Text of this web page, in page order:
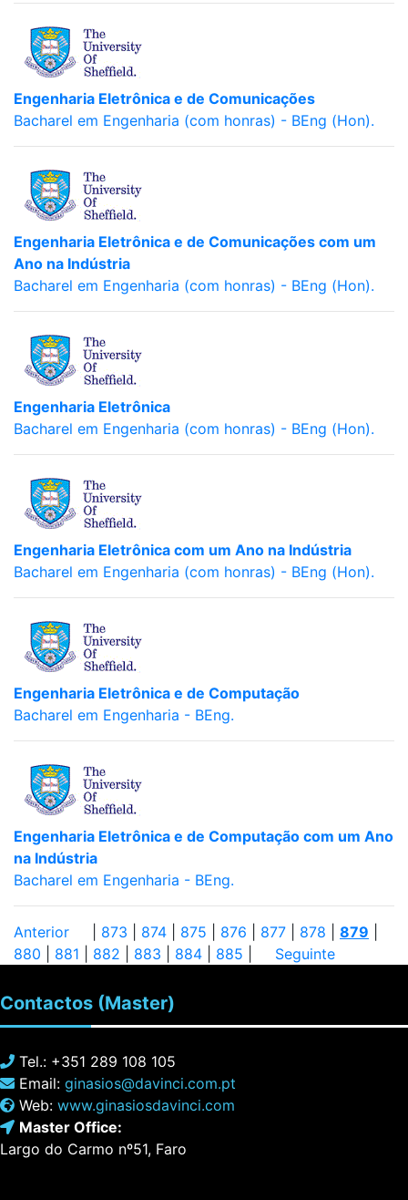
Engenharia Eletrônica e de Comunicações
Bacharel em Engenharia (com honras) - BEng (Hon).
Engenharia Eletrônica e de Comunicações com um
Ano na Indústria
Bacharel em Engenharia (com honras) - BEng (Hon).
Engenharia Eletrônica
Bacharel em Engenharia (com honras) - BEng (Hon).
Engenharia Eletrônica com um Ano na Indústria
Bacharel em Engenharia (com honras) - BEng (Hon).
Engenharia Eletrônica e de Computação
Bacharel em Engenharia - BEng.
Engenharia Eletrônica e de Computação com um Ano
na Indústria
Bacharel em Engenharia - BEng.
Anterior 873 874 875 876 877 878 879
880
881 882 883 884 885 Seguinte
Contactos (Master)
Tel.: +351 289 108 105
Email: ginasios@davinci.com.pt
Web: www.ginasiosdavinci.com
Master Office:
Largo do Carmo nº51, Faro